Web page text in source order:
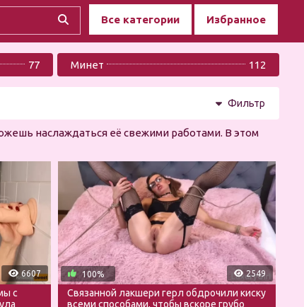
Все категории Избранное
77 Минет 112
Фильтр
наслаждаться её свежими работами. В этом
6607
с
2549
100%
Связанной лакшери герл обдрочили киску
всеми способами, чтобы вскоре грубо